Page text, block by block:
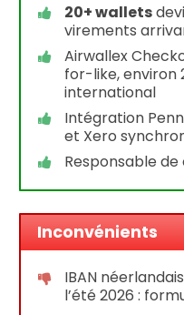
20+ wallets
virements
Airwallex
for-like, environ
international
Intégration
et Xero
Responsable
Inconvénients
IBAN
l’été 2026 :